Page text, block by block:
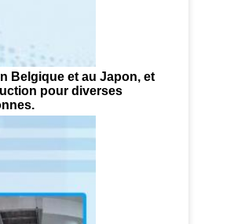
Belgique et au Japon, et
pour diverses